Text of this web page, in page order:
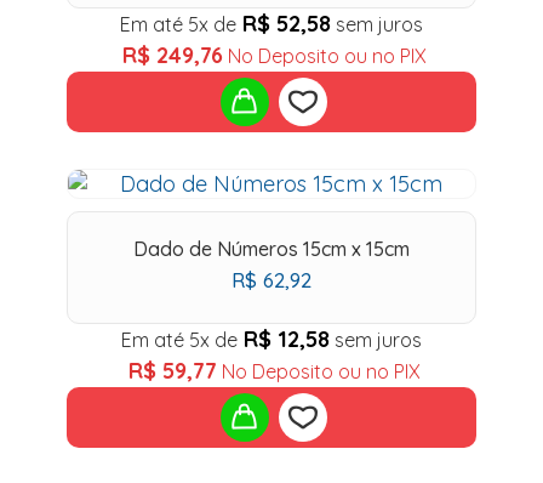
Em até 5x de R$ 52,58 sem juros
R$ 249,76 No Deposito ou no PIX
Add
to
wishlist
Dado de Números 15cm x 15cm
R$ 62,92
Em até 5x de R$ 12,58 sem juros
R$ 59,77 No Deposito ou no PIX